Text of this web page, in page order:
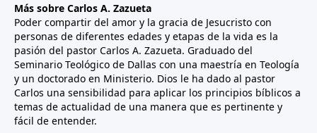
Más sobre Carlos A. Zazueta
Poder compartir del amor y la gracia de Jesucristo con
personas de diferentes edades y etapas de la vida es la
pasión del pastor Carlos A. Zazueta. Graduado del
Seminario Teológico de Dallas con una maestría en Teología
y un doctorado en Ministerio. Dios le ha dado al pastor
Carlos una sensibilidad para aplicar los principios bíblicos a
temas de actualidad de una manera que es pertinente y
fácil de entender.